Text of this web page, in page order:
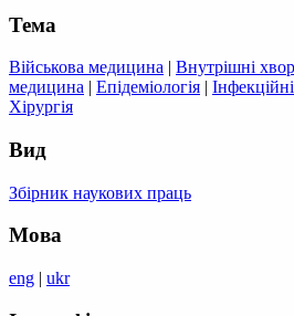
Тема
Військова медицина | Внутрішні
медицина | Епідеміологія |
Хірургія
Вид
Збірник наукових праць
Мова
eng | ukr